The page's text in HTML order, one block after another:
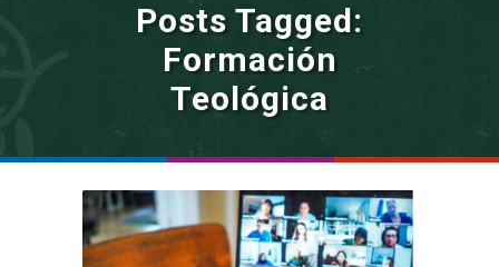
Posts Tagged:
Formación
Teológica